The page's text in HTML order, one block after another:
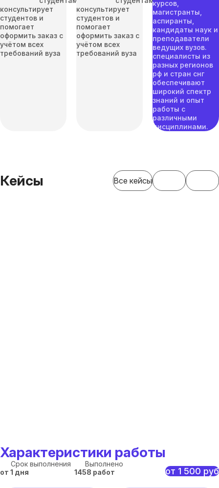
консультирует
студентов и
помогает
оформить заказ с
учётом всех
требований вуза
консультирует
студентов и
помогает
оформить заказ с
учётом всех
требований вуза
курсов,
магистранты,
аспиранты,
кандидаты наук и
преподаватели
ведущих вузов.
специалисты из
разных регионов
рф и стран снг
обеспечивают
широкий спектр
знаний и опыт
работы с
различными
дисциплинами.
Кейсы Все кейсы
Характеристики работы
Срок выполнения
от 1 дня
Выполнено
1458 работ
от 1 500 руб